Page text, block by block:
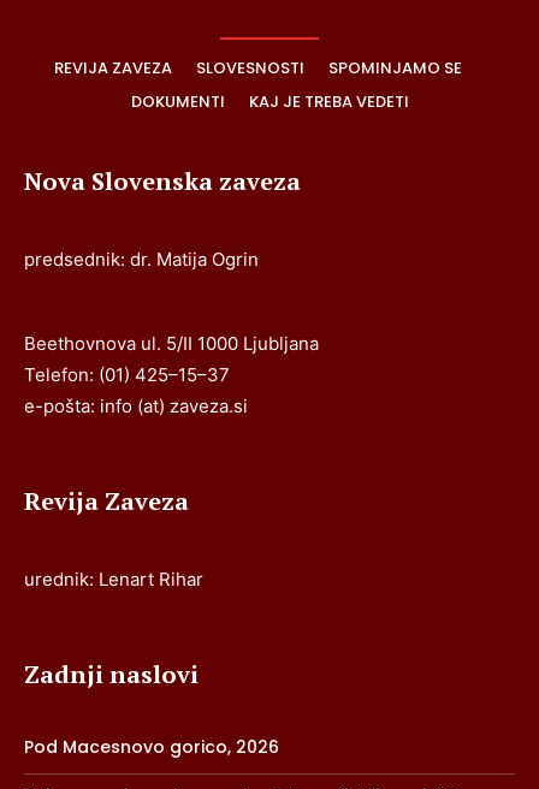
REVIJA ZAVEZA SLOVESNOSTI
SPOMINJAMO SE
DOKUMENTI
KAJ JE TREBA VEDETI
Nova Slovenska zaveza
predsednik: dr. Matija Ogrin
Beethovnova ul. 5/II 1000 Ljubljana
Telefon: (01) 425–15–37
e-pošta: info (at) zaveza.si
Revija Zaveza
urednik: Lenart Rihar
Zadnji naslovi
Pod Macesnovo gorico, 2026